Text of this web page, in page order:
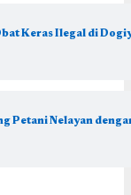
Keras Ilegal di
Petani Nelayan